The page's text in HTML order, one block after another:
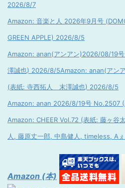
2026/8/7
Amazon: 音楽と人 2026年9月号
GREEN APPLE) 2026/8/5
Amazon: anan(アンアン)2026/08/19
澤誠也) 2026/8/5Amazon: anan(アン
(表紙: 寺西拓人 末澤誠也) 2026/8/5
Amazon: anan 2026/8/19号 No.2507
Amazon: CHEER Vol.72 (表紙: 藤ヶ
人, 藤原丈一郎, 中島健人, timeless, A
Amazon (本)